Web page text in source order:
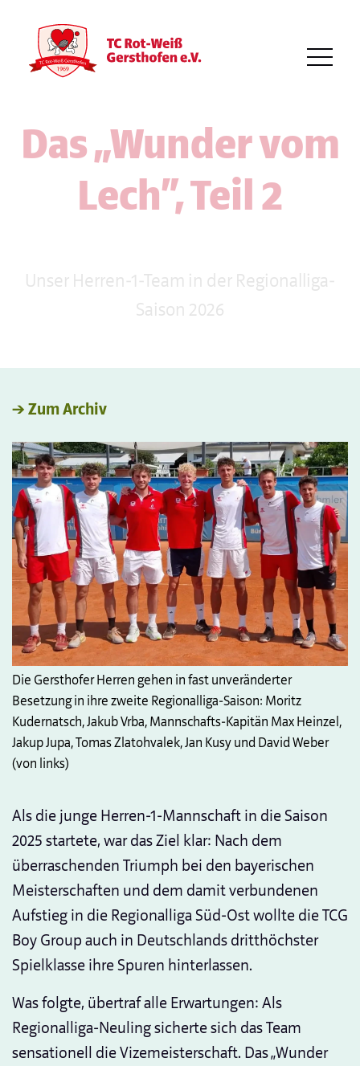
Das „Wunder vom
Lech“, Teil 2
Unser Herren-1-Team in der Regionalliga-
Saison 2026
→ Zum Archiv
Die Gersthofer Herren gehen in fast unveränderter
Besetzung in ihre zweite Regionalliga-Saison: Moritz
Kudernatsch, Jakub Vrba, Mannschafts-Kapitän Max Heinzel,
Jakup Jupa, Tomas Zlatohvalek, Jan Kusy und David Weber
(von links)
Als die junge Herren-1-Mannschaft in die Saison
2025 startete, war das Ziel klar: Nach dem
überraschenden Triumph bei den bayerischen
Meisterschaften und dem damit verbundenen
Aufstieg in die Regionalliga Süd-Ost wollte die TCG
Boy Group auch in Deutschlands dritthöchster
Spielklasse ihre Spuren hinterlassen.
Was folgte, übertraf alle Erwartungen: Als
Regionalliga-Neuling sicherte sich das Team
sensationell die Vizemeisterschaft. Das „Wunder